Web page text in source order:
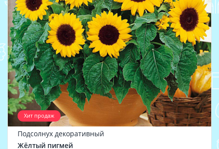
Хит продаж
Подсолнух декоративный
Жёлтый пигмей